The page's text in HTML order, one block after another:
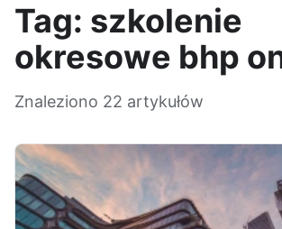
Tag: szkolenie
okresowe bhp
Znaleziono 22 artykułów